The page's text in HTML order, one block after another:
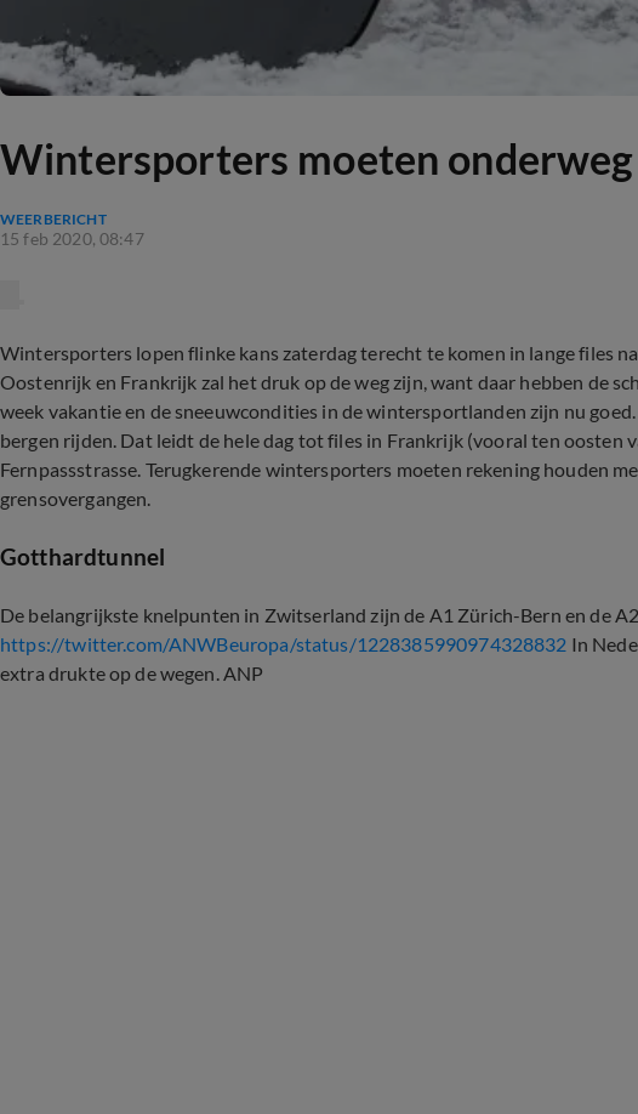
Wintersporters moeten
WEERBERICHT
15 feb 2020, 08:47
Wintersporters lopen flinke kans zaterdag terecht te komen in lange files
Oostenrijk en Frankrijk zal het druk op de weg zijn, want daar hebben de
week vakantie en de sneeuwcondities in de wintersportlanden zijn nu
bergen rijden. Dat leidt de hele dag tot files in Frankrijk (vooral ten oosten
Fernpassstrasse. Terugkerende wintersporters moeten rekening houden
grensovergangen.
Gotthardtunnel
De belangrijkste knelpunten in Zwitserland zijn de A1 Zürich-Bern en de
https://twitter.com/ANWBeuropa/status/1228385990974328832 In
extra drukte op de wegen. ANP